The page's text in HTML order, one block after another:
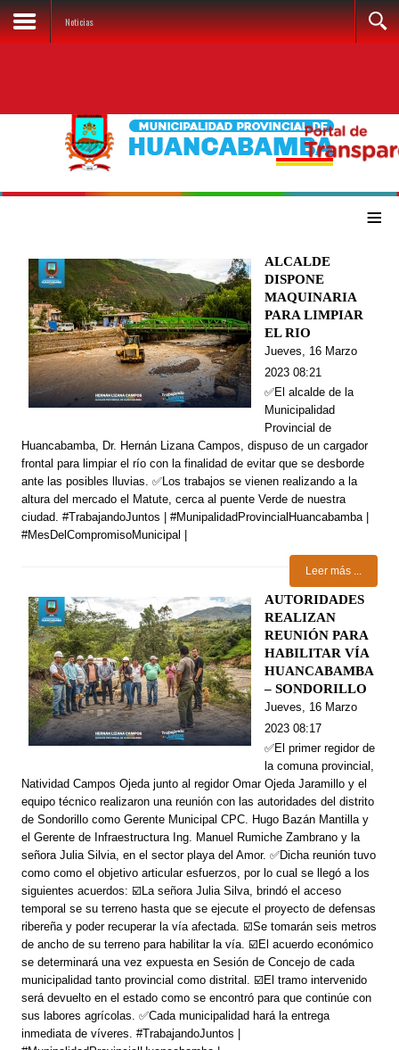
Noticias
≡
ALCALDE
DISPONE
MAQUINARIA
PARA LIMPIAR
EL RIO
Jueves, 16 Marzo
2023 08:21
✅El alcalde de la
Municipalidad
Provincial de
Huancabamba, Dr. Hernán Lizana Campos, dispuso de un cargador
frontal para limpiar el río con la finalidad de evitar que se desborde
ante las posibles lluvias. ✅Los trabajos se vienen realizando a la
altura del mercado el Matute, cerca al puente Verde de nuestra
ciudad. #TrabajandoJuntos | #MunipalidadProvincialHuancabamba |
#MesDelCompromisoMunicipal |
Leer más ...
AUTORIDADES
REALIZAN
REUNIÓN PARA
HABILITAR VÍA
HUANCABAMBA
– SONDORILLO
Jueves, 16 Marzo
2023 08:17
✅El primer regidor de
la comuna provincial,
Natividad Campos Ojeda junto al regidor Omar Ojeda Jaramillo y el
equipo técnico realizaron una reunión con las autoridades del distrito
de Sondorillo como Gerente Municipal CPC. Hugo Bazán Mantilla y
el Gerente de Infraestructura Ing. Manuel Rumiche Zambrano y la
señora Julia Silvia, en el sector playa del Amor. ✅Dicha reunión tuvo
como como el objetivo articular esfuerzos, por lo cual se llegó a los
siguientes acuerdos: ☑️La señora Julia Silva, brindó el acceso
temporal se su terreno hasta que se ejecute el proyecto de defensas
ribereña y poder recuperar la vía afectada. ☑️Se tomarán seis metros
de ancho de su terreno para habilitar la vía. ☑️El acuerdo económico
se determinará una vez expuesta en Sesión de Concejo de cada
municipalidad tanto provincial como distrital. ☑️El tramo intervenido
será devuelto en el estado como se encontró para que continúe con
sus labores agrícolas. ✅Cada municipalidad hará la entrega
inmediata de víveres. #TrabajandoJuntos |